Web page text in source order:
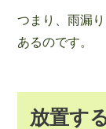
つまり、雨漏
あるのです。
放置す